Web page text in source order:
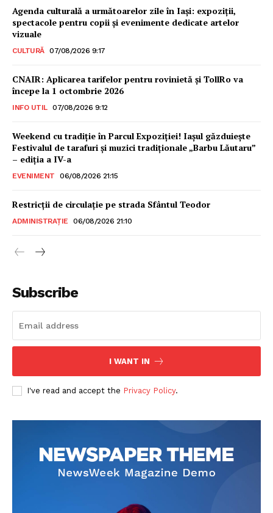
PUBLICĂ GRATUIT ANUNȚUL TĂU!
Agenda culturală a următoarelor zile în Iași: expoziții,
spectacole pentru copii și evenimente dedicate artelor
vizuale
CULTURĂ 07/08/2026 9:17
CNAIR: Aplicarea tarifelor pentru rovinietă și TollRo va
începe la 1 octombrie 2026
INFO UTIL 07/08/2026 9:12
Weekend cu tradiție în Parcul Expoziției! Iașul găzduiește
Festivalul de tarafuri și muzici tradiționale „Barbu Lăutaru”
– ediția a IV-a
EVENIMENT 06/08/2026 21:15
Restricții de circulație pe strada Sfântul Teodor
ADMINISTRAȚIE 06/08/2026 21:10
Subscribe
I WANT IN
I've read and accept the Privacy Policy.